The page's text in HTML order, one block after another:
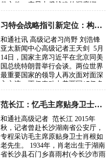
份文件，突显中俄战略的深度绑
化战略同…
习特会战略指引新定位：构建中美建设性战略稳定关系
和通社讯 高级记者习尚野 刘浩锋
亚太新闻中心高级记者王天剑 5月
14日，国家主席习近平在北京同美
国总统特朗普举行会谈。两位世界
最重要国家的领导人再次面对面深
入交流，不仅牵动中美两国17亿多
的利益…
范长江：忆毛主席贴身卫士肖根如
和通社高级记者 范长江 2015年
秋，记者曾赴长沙湖南省公安厅，
专程采访毛主席原贴身卫士肖根如
老先生。 1934年，肖老出生于湖南
省长沙县石门乡喜雨村(今长沙市雨